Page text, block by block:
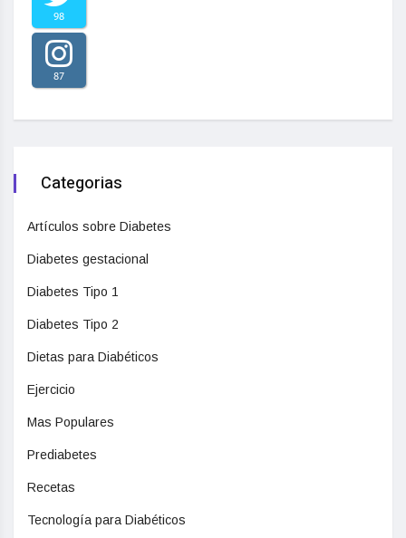
98
87
Categorias
Artículos sobre Diabetes
Diabetes gestacional
Diabetes Tipo 1
Diabetes Tipo 2
Dietas para Diabéticos
Ejercicio
Mas Populares
Prediabetes
Recetas
Tecnología para Diabéticos